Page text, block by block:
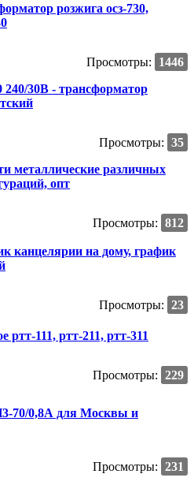
розжига осз-730,
Просмотры:
1446
240/30В - трансформатор
Просмотры: 35
металлические различных
опт
Просмотры: 812
канцелярии на дому, график
Просмотры: 23
ртт-111, ртт-211, ртт-311
Просмотры: 229
70/0,8А для Москвы и
Просмотры: 231